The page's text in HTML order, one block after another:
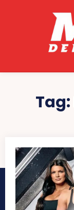
Tag: